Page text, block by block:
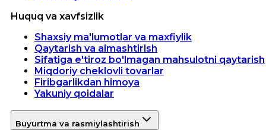
Huquq va xavfsizlik
Shaxsiy ma'lumotlar va maxfiylik
Qaytarish va almashtirish
Sifatiga e'tiroz bo'lmagan mahsulotni qaytarish
Miqdoriy cheklovli tovarlar
Firibgarlikdan himoya
Yakuniy qoidalar
Buyurtma va rasmiylashtirish